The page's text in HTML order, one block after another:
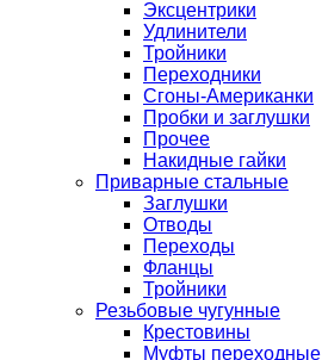
Эксцентрики
Удлинители
Тройники
Переходники
Сгоны-Американки
Пробки и заглушки
Прочее
Накидные гайки
Приварные стальные
Заглушки
Отводы
Переходы
Фланцы
Тройники
Резьбовые чугунные
Крестовины
Муфты переходные